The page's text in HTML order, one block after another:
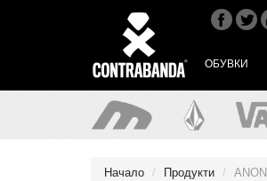
ОБУВКИ
Начало Продукти ANON